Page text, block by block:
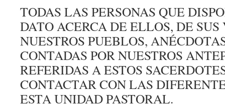
TODAS LAS PERSONAS QUE
DATO ACERCA DE ELLOS, DE
NUESTROS PUEBLOS,
CONTADAS POR NUESTROS
REFERIDAS A ESTOS
CONTACTAR CON LAS
ESTA UNIDAD PASTORAL.